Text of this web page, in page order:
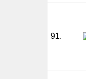
91.